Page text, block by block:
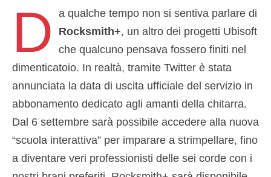
D
a qualche tempo non si sentiva parlare di
Rocksmith+, un altro dei progetti Ubisoft
che qualcuno pensava fossero finiti nel
dimenticatoio. In realtà, tramite Twitter è stata
annunciata la data di uscita ufficiale del servizio in
abbonamento dedicato agli amanti della chitarra.
Dal 6 settembre sarà possibile accedere alla nuova
“scuola interattiva” per imparare a strimpellare, fino
a diventare veri professionisti delle sei corde con i